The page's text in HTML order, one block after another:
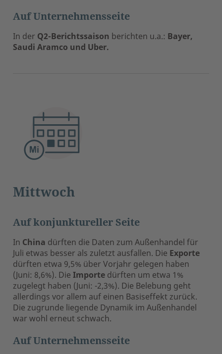
Auf Unternehmensseite
In der Q2-Berichtssaison berichten u.a.: Bayer,
Saudi Aramco und Uber.
Mittwoch
Auf konjunktureller Seite
In China dürften die Daten zum Außenhandel für
Juli etwas besser als zuletzt ausfallen. Die Exporte
dürften etwa 9,5% über Vorjahr gelegen haben
(Juni: 8,6%). Die Importe dürften um etwa 1%
zugelegt haben (Juni: -2,3%). Die Belebung geht
allerdings vor allem auf einen Basiseffekt zurück.
Die zugrunde liegende Dynamik im Außenhandel
war wohl erneut schwach.
Auf Unternehmensseite